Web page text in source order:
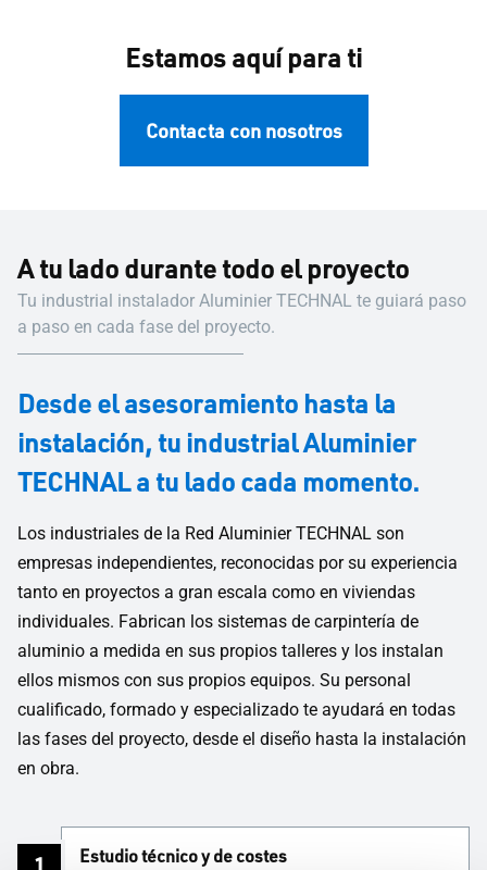
Estamos aquí para ti
Contacta con nosotros
A tu lado durante todo el proyecto
Tu industrial instalador Aluminier TECHNAL te guiará paso
a paso en cada fase del proyecto.
Desde el asesoramiento hasta la
instalación, tu industrial Aluminier
TECHNAL a tu lado cada momento.
Los industriales de la Red Aluminier TECHNAL son
empresas independientes, reconocidas por su experiencia
tanto en proyectos a gran escala como en viviendas
individuales. Fabrican los sistemas de carpintería de
aluminio a medida en sus propios talleres y los instalan
ellos mismos con sus propios equipos. Su personal
cualificado, formado y especializado te ayudará en todas
las fases del proyecto, desde el diseño hasta la instalación
en obra.
Estudio técnico y de costes